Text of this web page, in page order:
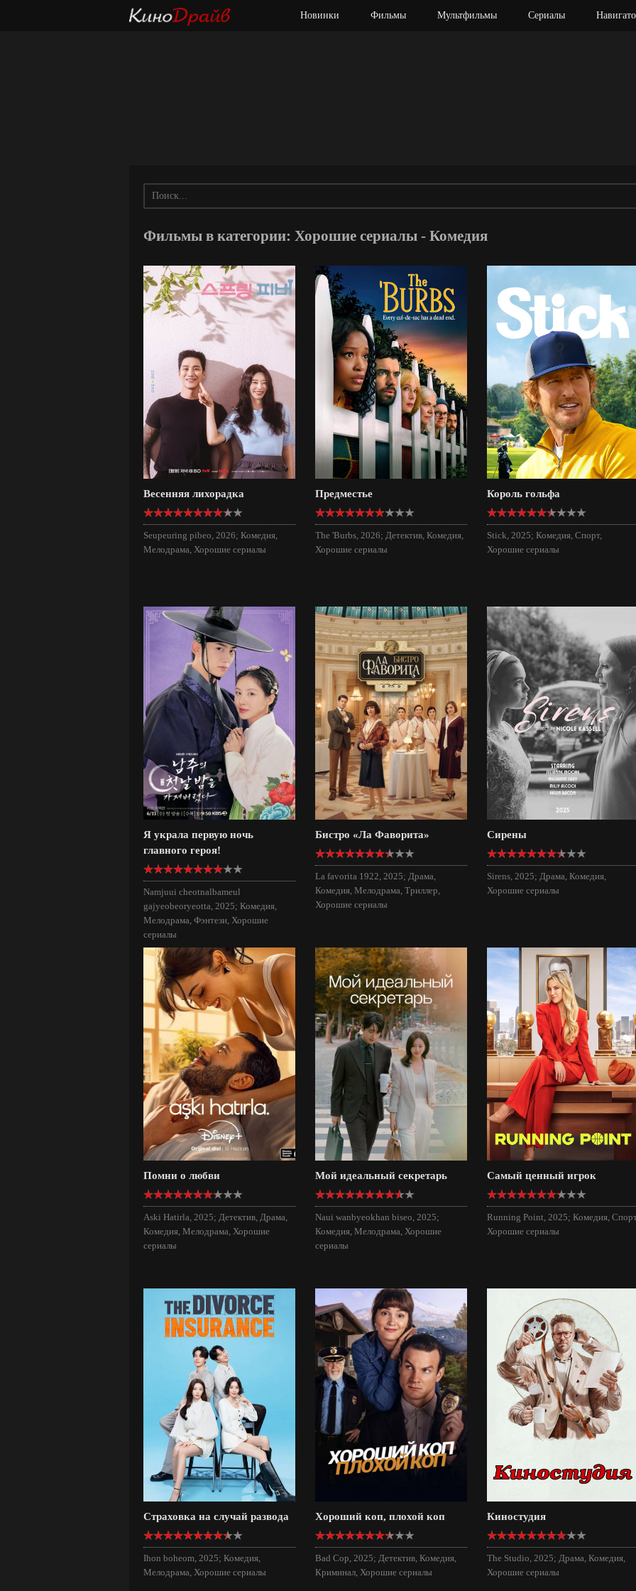
Новинки Фильмы Мультфильмы Сериалы
Фильмы в категории: Хорошие сериалы - Комедия
Весенняя лихорадка
Seupeuring pibeo, 2026; Комедия,
Мелодрама, Хорошие сериалы
Предместье
The 'Burbs, 2026; Детектив, Комедия,
Хорошие сериалы
Король гольфа
Stick, 2025; Комедия, Спорт,
Хорошие сериалы
Я украла первую ночь
главного героя!
Namjuui cheotnalbameul
gajyeobeoryeotta, 2025; Комедия,
Мелодрама, Фэнтези, Хорошие
сериалы
Бистро «Ла Фаворита»
La favorita 1922, 2025; Драма,
Комедия, Мелодрама, Триллер,
Хорошие сериалы
Сирены
Sirens, 2025; Драма, Комедия,
Хорошие сериалы
Помни о любви
Aski Hatirla, 2025; Детектив, Драма,
Комедия, Мелодрама, Хорошие
сериалы
Мой идеальный секретарь
Naui wanbyeokhan biseo, 2025;
Комедия, Мелодрама, Хорошие
сериалы
Самый ценный игрок
Running Point, 2025; Комедия,
Хорошие сериалы
Страховка на случай развода
Ihon boheom, 2025; Комедия,
Мелодрама, Хорошие сериалы
Хороший коп, плохой коп
Bad Cop, 2025; Детектив, Комедия,
Криминал, Хорошие сериалы
Киностудия
The Studio, 2025; Драма, Комедия,
Хорошие сериалы